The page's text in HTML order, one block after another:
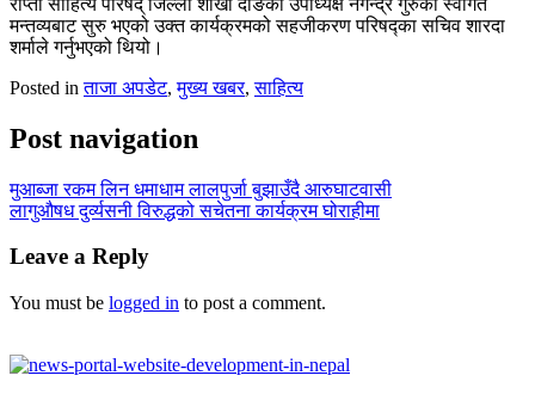
मन्तव्यबाट सुरु भएको उक्त कार्यक्रमको सहजीकरण परिषद्का सचिव शारदा
शर्माले गर्नुभएको थियो।
Posted inताजा अपडेट,मुख्य खबर,साहित्य
Post navigation
मुआब्जा रकम लिन धमाधाम लालपुर्जा बुझाउँदै आरुघाटवासी
लागुऔषध दुर्व्यसनी विरुद्धको सचेतना कार्यक्रम घोराहीमा
Leave a Reply
You must be logged in to post a comment.